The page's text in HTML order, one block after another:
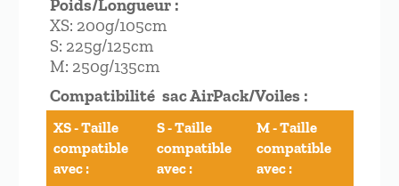
Poids/Longueur :
XS: 200g/105cm
S: 225g/125cm
M: 250g/135cm
Compatibilité sac AirPack/Voiles :
XS - Taille
compatible
avec :
S - Taille
compatible
avec :
M - Taille
compatible
avec :